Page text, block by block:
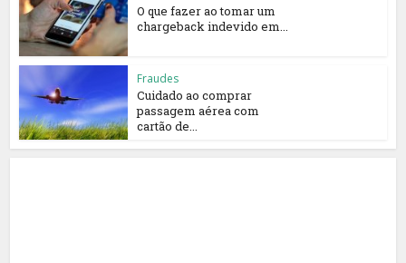
O que fazer ao tomar um
chargeback indevido em...
Fraudes
Cuidado ao comprar
passagem aérea com
cartão de...